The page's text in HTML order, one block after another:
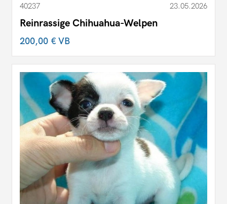
40237 23.05.2026
Reinrassige Chihuahua-Welpen
200,00 €VB